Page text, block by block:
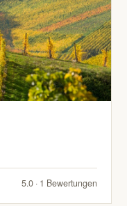
5.0 · 1 Bewertungen